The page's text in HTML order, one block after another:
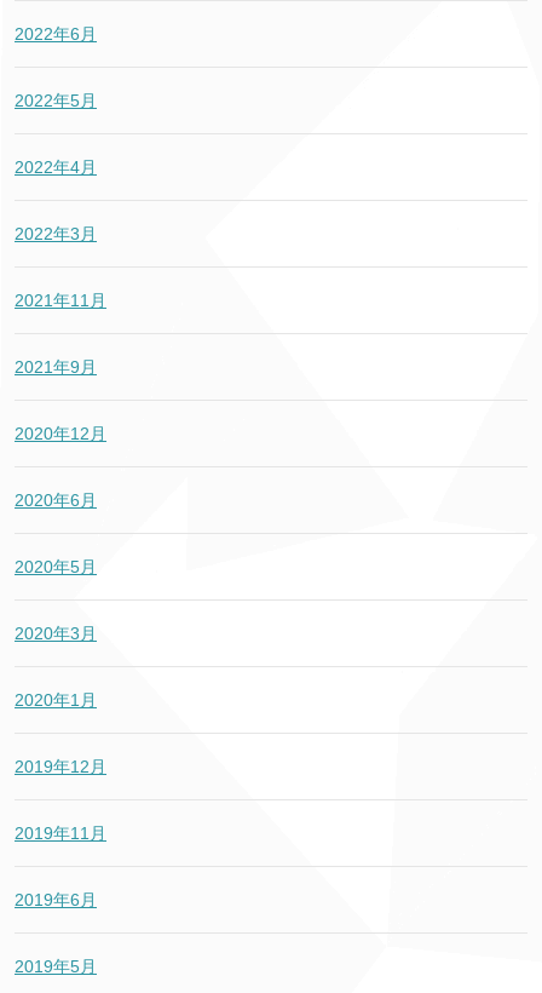
2022年6月
2022年5月
2022年4月
2022年3月
2021年11月
2021年9月
2020年12月
2020年6月
2020年5月
2020年3月
2020年1月
2019年12月
2019年11月
2019年6月
2019年5月